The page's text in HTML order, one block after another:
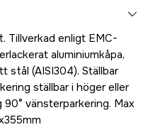
Tillverkad enligt EMC-
aluminiumkåpa,
stål (AISI304). Ställbar
ställbar i höger eller
vänsterparkering. Max